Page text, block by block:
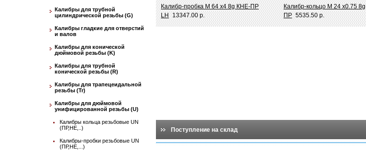
Калибры для трубной
цилиндрической резьбы (G)
Калибры гладкие для отверстий
и валов
Калибры для конической
дюймовой резьбы (K)
Калибры для трубной
конической резьбы (R)
Калибры для трапецеидальной
резьбы (Tr)
Калибры для дюймовой
унифицированной резьбы (U)
Калибры кольца резьбовые UN
(ПР,НЕ,..)
Калибры-пробки резьбовые UN
(ПР,НЕ,...)
Калибр-пробка М 64 х4 8g КНЕ-ПР
LH 13347.00 р.
Калибр-кольцо М 24 х0.75 8g
ПР 5535.50 р.
Поступление на склад